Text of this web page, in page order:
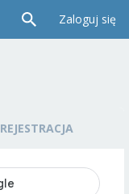
Zaloguj się
REJESTRACJA